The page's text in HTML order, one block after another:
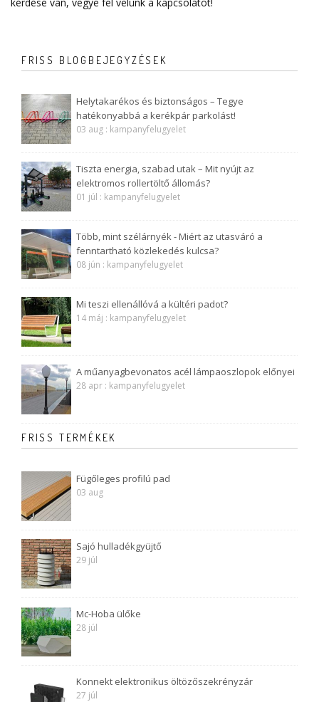
FRISS BLOGBEJEGYZÉSEK
Helytakarékos és biztonságos – Tegye
hatékonyabbá a kerékpár parkolást!
03 aug : kampanyfelugyelet
Tiszta energia, szabad utak – Mit nyújt az
elektromos rollertöltő állomás?
01 júl : kampanyfelugyelet
Több, mint szélárnyék - Miért az utasváró a
fenntartható közlekedés kulcsa?
08 jún : kampanyfelugyelet
Mi teszi ellenállóvá a kültéri padot?
14 máj : kampanyfelugyelet
A műanyagbevonatos acél lámpaoszlopok előnyei
28 apr : kampanyfelugyelet
FRISS TERMÉKEK
Fügőleges profilú pad
03 aug
Sajó hulladékgyüjtő
29 júl
Mc-Hoba ülőke
28 júl
Konnekt elektronikus öltözőszekrényzár
27 júl